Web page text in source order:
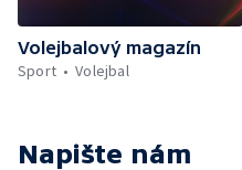
Volejbalový magazín
Sport
Volejbal
Napište nám